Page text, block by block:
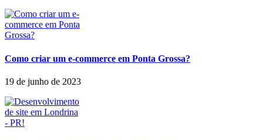
Como criar um e-commerce em Ponta Grossa?
19 de junho de 2023